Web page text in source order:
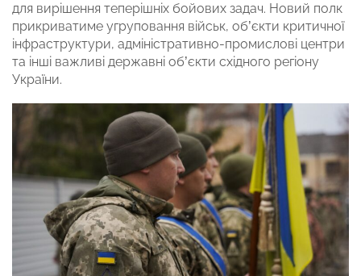
для вирішення теперішніх бойових задач. Новий полк
прикриватиме угруповання військ, об’єкти критичної
інфраструктури, адміністративно-промислові центри
та інші важливі державні об’єкти східного регіону
України.